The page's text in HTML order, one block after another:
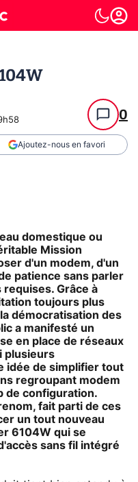
0
Ajoutez-nous en favori
domestique ou
Mission
d'un modem, d'un
patience sans parler
Grâce à
toujours plus
démocratisation des
a manifesté un
en place de réseaux
plusieurs
idée de simplifier tout
regroupant modem
de configuration.
fait parti de ces
un tout nouveau
6104W qui se
sans fil intégré